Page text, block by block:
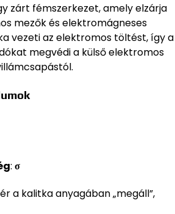
zárt fémszerkezet, amely elzárja
mezők és elektromágneses
vezeti az elektromos töltést, így a
megvédi a külső elektromos
: σ
a kalitka anyagában „megáll”,